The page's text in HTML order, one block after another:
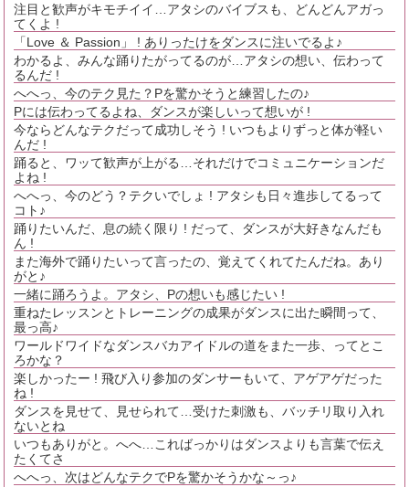
注目と歓声がキモチイイ…アタシのバイブスも、どんどんアガっ
てくよ !
「Love ＆ Passion」 ! ありったけをダンスに注いでるよ♪
わかるよ、みんな踊りたがってるのが…アタシの想い、伝わって
るんだ !
へへっ、今のテク見た？Pを驚かそうと練習したの♪
Pには伝わってるよね、ダンスが楽しいって想いが !
今ならどんなテクだって成功しそう ! いつもよりずっと体が軽い
んだ !
踊ると、ワッて歓声が上がる…それだけでコミュニケーションだ
よね !
へへっ、今のどう？テクいでしょ ! アタシも日々進歩してるって
コト♪
踊りたいんだ、息の続く限り ! だって、ダンスが大好きなんだも
ん !
また海外で踊りたいって言ったの、覚えてくれてたんだね。あり
がと♪
一緒に踊ろうよ。アタシ、Pの想いも感じたい !
重ねたレッスンとトレーニングの成果がダンスに出た瞬間って、
最っ高♪
ワールドワイドなダンスバカアイドルの道をまた一歩、ってとこ
ろかな？
楽しかったー ! 飛び入り参加のダンサーもいて、アゲアゲだった
ね !
ダンスを見せて、見せられて…受けた刺激も、バッチリ取り入れ
ないとね
いつもありがと。へへ…こればっかりはダンスよりも言葉で伝え
たくてさ
へへっ、次はどんなテクでPを驚かそうかな～っ♪